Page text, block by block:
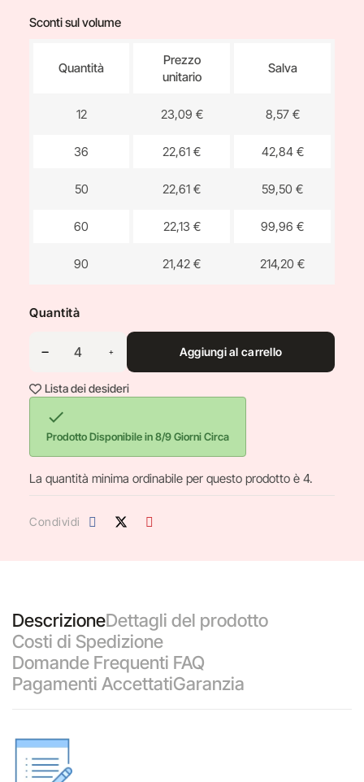
Sconti sul volume
Quantità
Prezzo
unitario
Salva
12 23,09 € 8,57 €
36 22,61 € 42,84 €
50 22,61 € 59,50 €
60 22,13 € 99,96 €
90 21,42 € 214,20 €
Quantità
Aggiungi al carrello
Lista dei desideri

Prodotto Disponibile in 8/9 Giorni Circa
La quantità minima ordinabile per questo prodotto è 4.
Condividi
DescrizioneDettagli del prodotto
Costi di Spedizione
Domande Frequenti FAQ
Pagamenti AccettatiGaranzia